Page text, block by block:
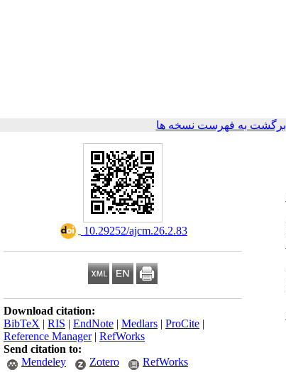
برگشت به فهرست نسخه ها
‎ 10.29252/ajcm.26.2.83
Download citation:
BibTeX | RIS | EndNote | Medlars | ProCite |
Reference Manager| RefWorks
Send citation to:
Mendeley
Zotero RefWorks